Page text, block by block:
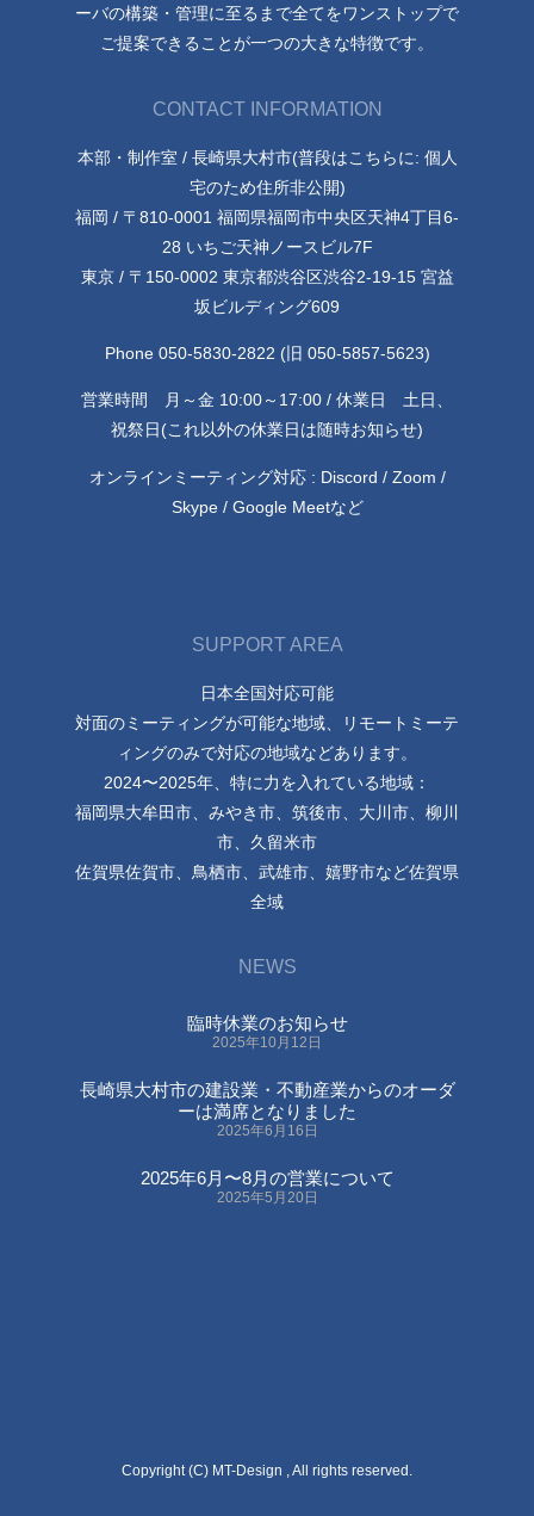
ーバの構築・管理に至るまで全てをワンストップで
ご提案できることが一つの大きな特徴です。
CONTACT INFORMATION
本部・制作室 / 長崎県大村市(普段はこちらに: 個人
宅のため住所非公開)
福岡 / 〒810-0001 福岡県福岡市中央区天神4丁目6-
28 いちご天神ノースビル7F
東京 / 〒150-0002 東京都渋谷区渋谷2-19-15 宮益
坂ビルディング609
Phone 050-5830-2822 (旧 050-5857-5623)
営業時間 月～金 10:00～17:00 / 休業日 土日、
祝祭日(これ以外の休業日は随時お知らせ)
オンラインミーティング対応 : Discord / Zoom /
Skype / Google Meetなど
SUPPORT AREA
日本全国対応可能
対面のミーティングが可能な地域、リモートミーテ
ィングのみで対応の地域などあります。
2024〜2025年、特に力を入れている地域：
福岡県大牟田市、みやき市、筑後市、大川市、柳川
市、久留米市
佐賀県佐賀市、鳥栖市、武雄市、嬉野市など佐賀県
全域
NEWS
臨時休業のお知らせ
2025年10月12日
長崎県大村市の建設業・不動産業からのオーダ
ーは満席となりました
2025年6月16日
2025年6月〜8月の営業について
2025年5月20日
Copyright (C) MT-Design , All rights reserved.